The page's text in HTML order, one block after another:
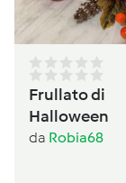
Frullato di
Halloween
da Robia68